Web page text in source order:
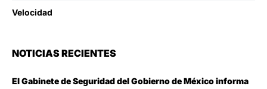
Velocidad
NOTICIAS RECIENTES
El Gabinete de Seguridad del Gobierno de México informa